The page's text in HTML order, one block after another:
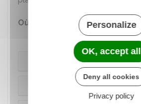
Où s'adresser ?
Mairie
Cas général
À Paris
Personalize
OK, accept all
Deny all cookies
Privacy policy